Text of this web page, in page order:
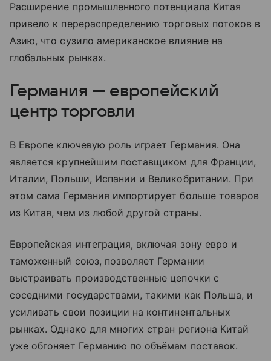
Расширение промышленного потенциала Китая
привело к перераспределению торговых потоков в
Азию, что сузило американское влияние на
глобальных рынках.
Германия — европейский
центр торговли
В Европе ключевую роль играет Германия. Она
является крупнейшим поставщиком для Франции,
Италии, Польши, Испании и Великобритании. При
этом сама Германия импортирует больше товаров
из Китая, чем из любой другой страны.
Европейская интеграция, включая зону евро и
таможенный союз, позволяет Германии
выстраивать производственные цепочки с
соседними государствами, такими как Польша, и
усиливать свои позиции на континентальных
рынках. Однако для многих стран региона Китай
уже обгоняет Германию по объёмам поставок.